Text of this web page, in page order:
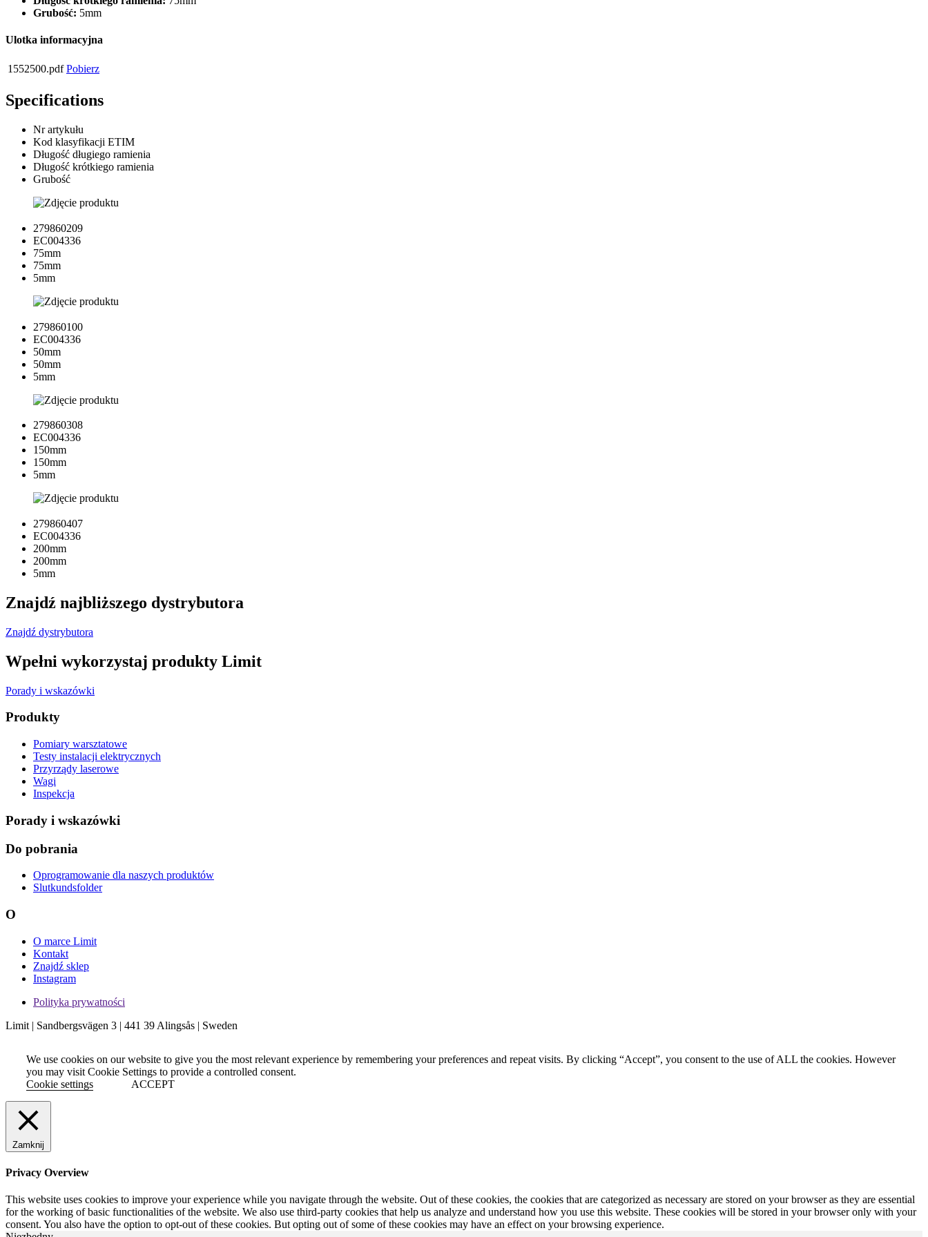
Grubość: 5mm
Ulotka informacyjna
1552500.pdf Pobierz
Specifications
Nr artykułu
Kod klasyfikacji ETIM
Długość długiego ramienia
Długość krótkiego ramienia
Grubość
279860209
EC004336
75mm
75mm
5mm
279860100
EC004336
50mm
50mm
5mm
279860308
EC004336
150mm
150mm
5mm
279860407
EC004336
200mm
200mm
5mm
Znajdź najbliższego dystrybutora
Znajdź dystrybutora
Wpełni wykorzystaj produkty Limit
Porady i wskazówki
Produkty
Pomiary warsztatowe
Testy instalacji elektrycznych
Przyrządy laserowe
Wagi
Inspekcja
Porady i wskazówki
Do pobrania
Oprogramowanie dla naszych produktów
Slutkundsfolder
O
O marce Limit
Kontakt
Znajdź sklep
Instagram
Polityka prywatności
Limit | Sandbergsvägen 3 | 441 39 Alingsås | Sweden
We use cookies on our website to give you the most relevant experience by remembering your preferences and repeat visits. By clicking “Accept”, you consent to the use of ALL the cookies. However
you may visit Cookie Settings to provide a controlled consent.
Cookie settings
ACCEPT
Zamknij
Privacy Overview
This website uses cookies to improve your experience while you navigate through the website. Out of these cookies, the cookies that are categorized as necessary are stored on your browser as they are essential
for the working of basic functionalities of the website. We also use third-party cookies that help us analyze and understand how you use this website. These cookies will be stored in your browser only with your
consent. You also have the option to opt-out of these cookies. But opting out of some of these cookies may have an effect on your browsing experience.